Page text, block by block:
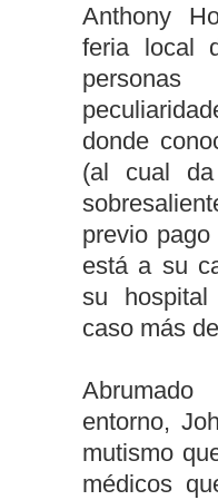
Anthony
feria local
donde
(al cual
previo
está a su
su
caso más
entorno,
mutismo
médicos